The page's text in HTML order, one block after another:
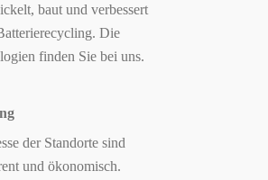
baut und verbessert
Die
finden Sie bei uns.
der Standorte sind
und ökonomisch.